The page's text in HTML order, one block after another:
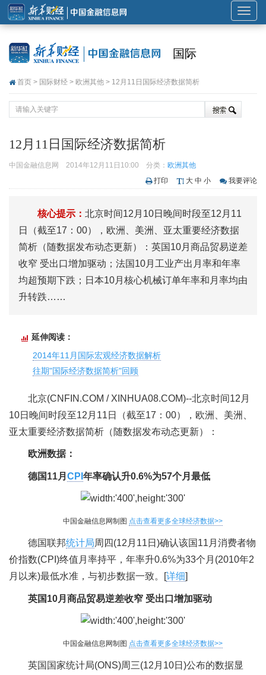
展
开
国际
首页 > 国际财经 > 欧洲其他 > 12月11日国际经济数据简析
12月11日国际经济数据简析
中国金融信息网 2014年12月11日10:00 分类： 欧洲其他
打印
大 中 小 我要评论
核心提示： 北京时间12月10日晚间时段至12月11
日（截至17：00），欧洲、美洲、亚太重要经济数据
简析（随数据发布动态更新）：英国10月商品贸易逆差
收窄 受出口增加驱动；法国10月工业产出月率和年率
均超预期下跌；日本10月核心机械订单年率和月率均由
升转跌……
延伸阅读：
2014年11月国际宏观经济数据解析
往期"国际经济数据简析"回顾
北京(CNFIN.COM / XINHUA08.COM)--北京时间12月
10日晚间时段至12月11日（截至17：00），欧洲、美洲、
亚太重要经济数据简析（随数据发布动态更新）：
欧洲数据：
德国11月 CPI 年率确认升0.6%为57个月最低
中国金融信息网制图 点击查看更多全球经济数据>>
德国联邦统计局周四(12月11日)确认该国11月消费者物
价指数(CPI)终值月率持平，年率升0.6%为33个月(2010年2
月以来)最低水准，与初步数据一致。[详细]
英国10月商品贸易逆差收窄 受出口增加驱动
中国金融信息网制图 点击查看更多全球经济数据>>
英国国家统计局(ONS)周三(12月10日)公布的数据显